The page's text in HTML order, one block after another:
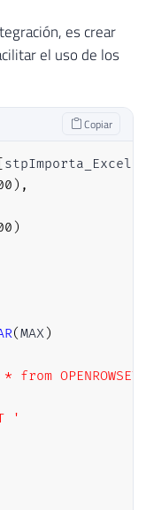
es crear
el uso de los
Copiar
[stpImporta_Excel
) ,
)
(MAX)
* from
'